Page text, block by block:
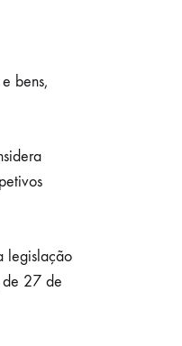
bens,
legislação
de 27 de